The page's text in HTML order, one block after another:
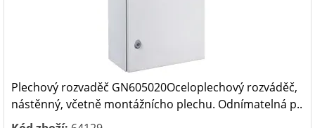
Plechový rozvaděč GN605020Oceloplechový rozváděč,
nástěnný, včetně montážnícho plechu. Odnímatelná p..